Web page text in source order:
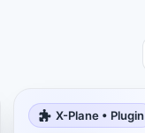
X-Plane • Plugin